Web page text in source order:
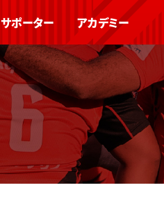
サポーター アカデミー